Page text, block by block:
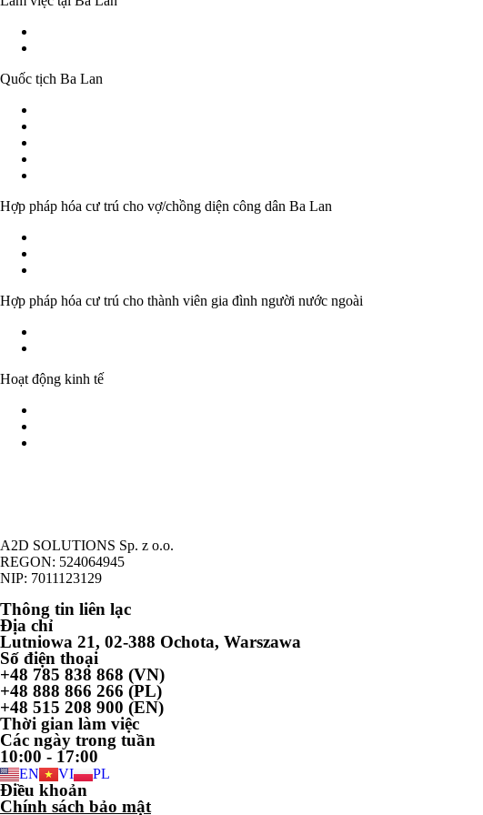
Quốc tịch Ba Lan
Hợp pháp hóa cư trú cho vợ/chồng diện công dân Ba Lan
Hợp pháp hóa cư trú cho thành viên gia đình người nước ngoài
Hoạt động kinh tế
A2D SOLUTIONS Sp. z o.o.
REGON: 524064945
NIP: 7011123129
Thông tin liên lạc
Địa chỉ
Lutniowa 21, 02-388 Ochota, Warszawa
Số điện thoại
+48 785 838 868 (VN)
+48 888 866 266 (PL)
+48 515 208 900 (EN)
Thời gian làm việc
Các ngày trong tuần
10:00 - 17:00
EN VI PL
Điều khoản
Chính sách bảo mật